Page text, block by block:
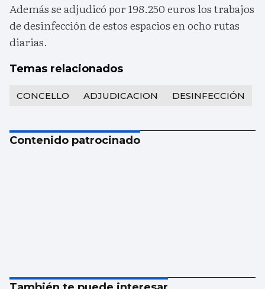
Además se adjudicó por 198.250 euros los trabajos
de desinfección de estos espacios en ocho rutas
diarias.
Temas relacionados
CONCELLO ADJUDICACION DESINFECCIÓN
Contenido patrocinado